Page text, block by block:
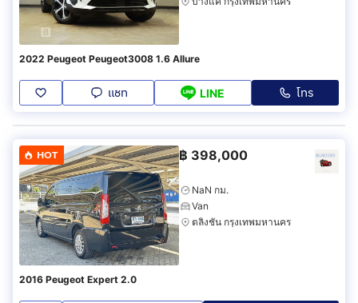
2022 Peugeot Peugeot3008 1.6 Allure
แชท LINE โทร
HOT ฿ 398,000
NaN กม.
Van
ตลิ่งชัน กรุงเทพมหานคร
2016 Peugeot Expert 2.0